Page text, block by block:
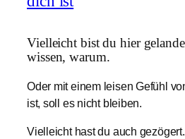
Vielleicht bist du hier
wissen, warum.
Oder mit einem leisen Gefühl
ist, soll es nicht bleiben.
Vielleicht hast du auch gezögert.